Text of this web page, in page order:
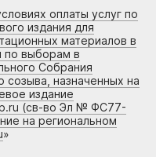
оплаты услуг по
издания для
материалов в
по выборам в
Собрания
созыва, назначенных на
издание
(св-во Эл № ФС77-
на региональном
»